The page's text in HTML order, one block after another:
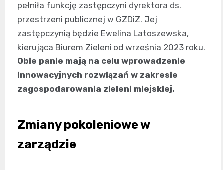
pełniła funkcję zastępczyni dyrektora ds.
przestrzeni publicznej w GZDiZ. Jej
zastępczynią będzie Ewelina Latoszewska,
kierująca Biurem Zieleni od września 2023 roku.
Obie panie mają na celu wprowadzenie
innowacyjnych rozwiązań w zakresie
zagospodarowania zieleni miejskiej.
Zmiany pokoleniowe w
zarządzie